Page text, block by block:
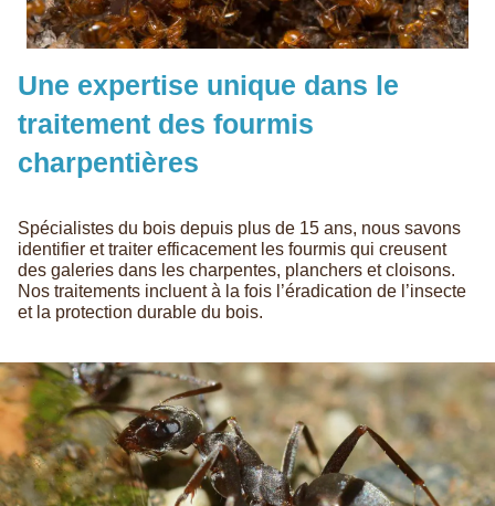
Une expertise unique dans le
traitement des fourmis
charpentières
Spécialistes du bois depuis plus de 15 ans, nous savons
identifier et traiter efficacement les fourmis qui creusent
des galeries dans les charpentes, planchers et cloisons.
Nos traitements incluent à la fois l’éradication de l’insecte
et la protection durable du bois.